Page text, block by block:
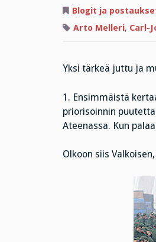
Blogit ja
Arto Melleri, Carl-
Yksi tärkeä juttu ja
1. Ensimmäistä
priorisoinnin
Ateenassa. Kun
Olkoon siis